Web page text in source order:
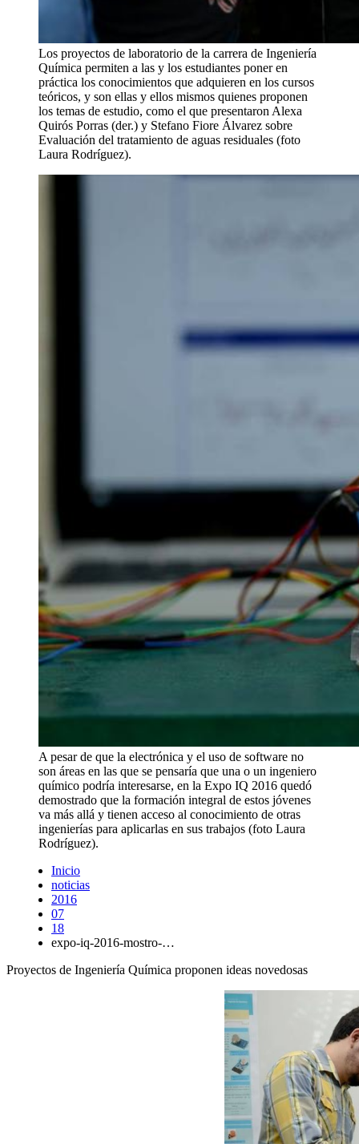
Los proyectos de laboratorio de la carrera de Ingeniería
Química permiten a las y los estudiantes poner en
práctica los conocimientos que adquieren en los cursos
teóricos, y son ellas y ellos mismos quienes proponen
los temas de estudio, como el que presentaron Alexa
Quirós Porras (der.) y Stefano Fiore Álvarez sobre
Evaluación del tratamiento de aguas residuales (foto
Laura Rodríguez).
A pesar de que la electrónica y el uso de software no
son áreas en las que se pensaría que una o un ingeniero
químico podría interesarse, en la Expo IQ 2016 quedó
demostrado que la formación integral de estos jóvenes
va más allá y tienen acceso al conocimiento de otras
ingenierías para aplicarlas en sus trabajos (foto Laura
Rodríguez).
Inicio
noticias
2016
07
18
expo-iq-2016-mostro-…
Proyectos de Ingeniería Química proponen ideas novedosas